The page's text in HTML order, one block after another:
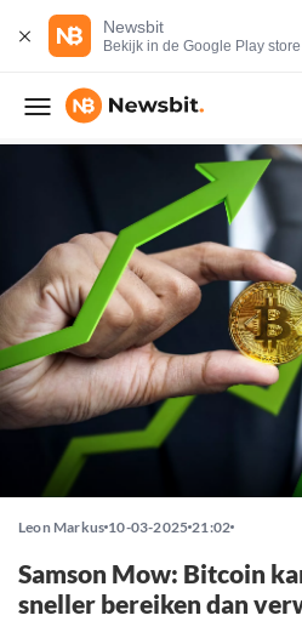
Newsbit
Bekijk in de Google Play store
Leon Markus 10-03-2025 21:02
Samson Mow: Bitcoin
sneller bereiken dan